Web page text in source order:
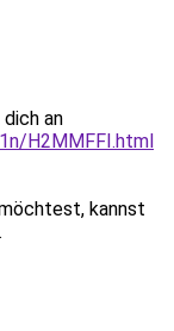
an
H2MMFFI.html
kannst
.